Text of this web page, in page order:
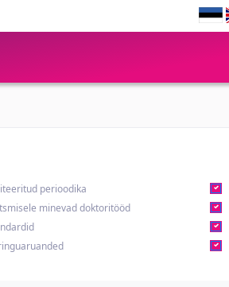
perioodika
minevad doktoritööd